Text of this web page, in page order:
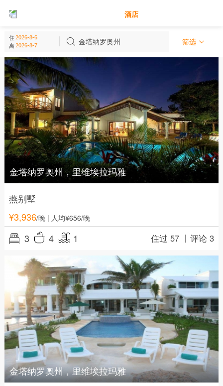
酒店
住
离
金塔纳罗奥州 筛选
金塔纳罗奥州 - 墨西哥
金塔纳罗奥州，里维埃拉玛雅
燕别墅
¥3,936/晚| 人均¥656/晚
3 4 1 住过 57 丨评论 3
金塔纳罗奥州，里维埃拉玛雅